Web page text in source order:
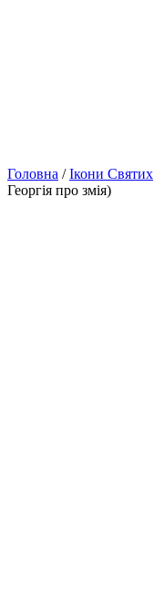
Головна /Ікони Святих
Георгія про змія)